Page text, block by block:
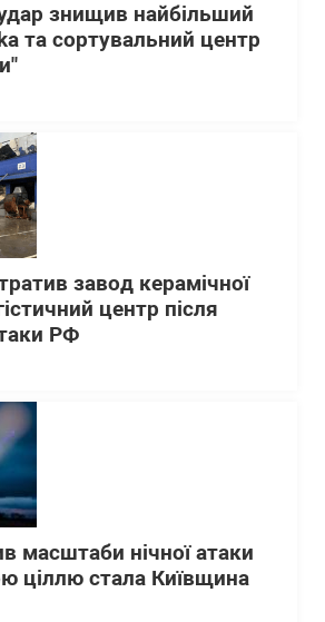
знищив найбільший
та сортувальний центр
завод керамічної
центр після
РФ
масштаби нічної атаки
ціллю стала Київщина